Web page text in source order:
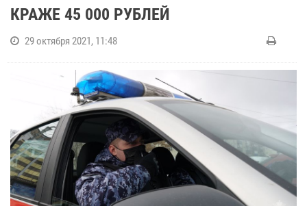
КРАЖЕ 45 000 РУБЛЕЙ
29 октября 2021, 11:48